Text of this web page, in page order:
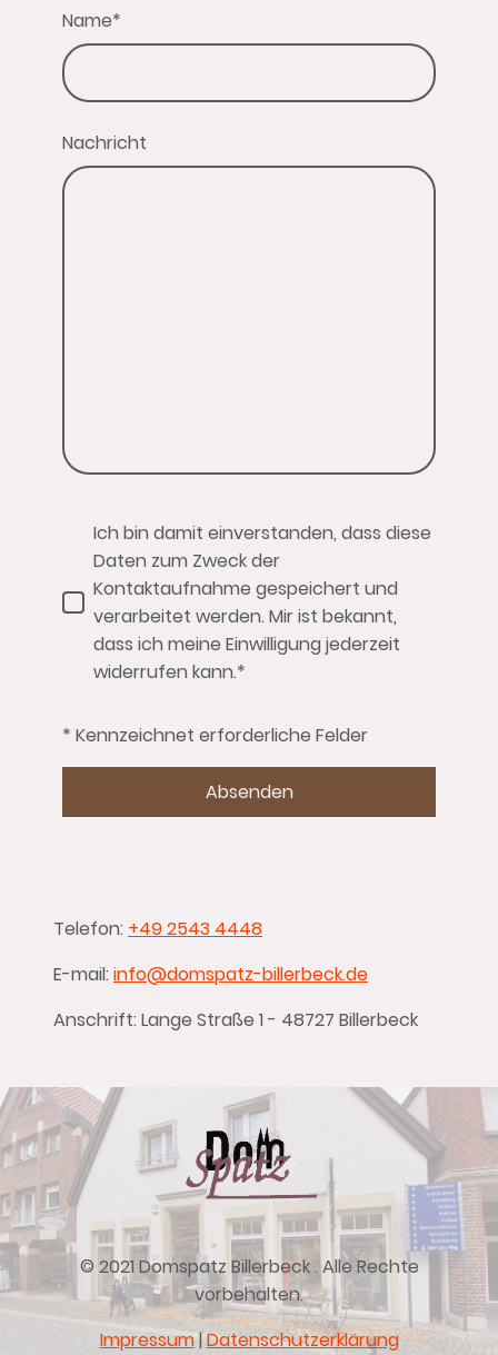
Name*
Nachricht
Ich bin damit einverstanden, dass diese
Daten zum Zweck der
Kontaktaufnahme gespeichert und
verarbeitet werden. Mir ist bekannt,
dass ich meine Einwilligung jederzeit
widerrufen kann.*
* Kennzeichnet erforderliche Felder
Absenden
Telefon: +49 2543 4448
E-mail: info@domspatz-billerbeck.de
Anschrift: Lange Straße 1 - 48727 Billerbeck
© 2021 Domspatz Billerbeck . Alle Rechte
vorbehalten.
Impressum|Datenschutzerklärung